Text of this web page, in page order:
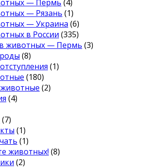
— Пермь (4)
— Рязань (1)
— Украина (6)
в России (335)
животных — Пермь (3)
(8)
(1)
(180)
(2)
(4)
(7)
(1)
(1)
животных! (8)
(2)